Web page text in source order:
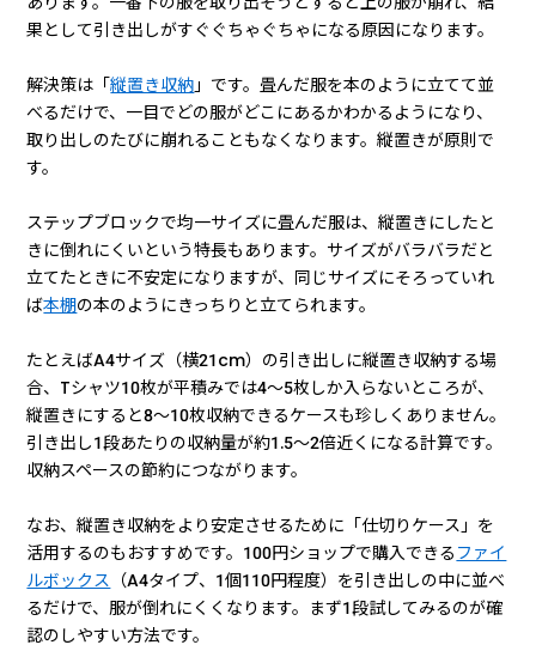
果として引き出しがすぐぐちゃぐちゃになる原因になります。
解決策は「縦置き収納」です。畳んだ服を本のように立てて並
べるだけで、一目でどの服がどこにあるかわかるようになり、
取り出しのたびに崩れることもなくなります。縦置きが原則で
す。
ステップブロックで均一サイズに畳んだ服は、縦置きにしたと
きに倒れにくいという特長もあります。サイズがバラバラだと
立てたときに不安定になりますが、同じサイズにそろっていれ
ば本棚の本のようにきっちりと立てられます。
たとえばA4サイズ（横21cm）の引き出しに縦置き収納する場
合、Tシャツ10枚が平積みでは4〜5枚しか入らないところが、
縦置きにすると8〜10枚収納できるケースも珍しくありません。
引き出し1段あたりの収納量が約1.5〜2倍近くになる計算です。
収納スペースの節約につながります。
なお、縦置き収納をより安定させるために「仕切りケース」を
活用するのもおすすめです。100円ショップで購入できる ファイ
ルボックス （A4タイプ、1個110円程度）を引き出しの中に並べ
るだけで、服が倒れにくくなります。まず1段試してみるのが確
認のしやすい方法です。